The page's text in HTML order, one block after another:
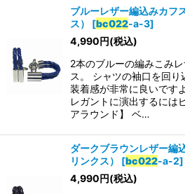
ブルーレザー編込みカフ
ス）
[bc022-a-3]
4,990円(税込)
2本のブルーの編みこみ
ス。 シャツの袖口を回
装着感が非常に良いです
レガントに演出するには
アラウンド】 ベ…
ダークブラウンレザー編
リンクス）
[bc022-a-2]
4,990円(税込)